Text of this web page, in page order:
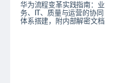
华为流程变革实践指南：业
务、IT、质量与运营的协同
体系搭建，附内部解密文档